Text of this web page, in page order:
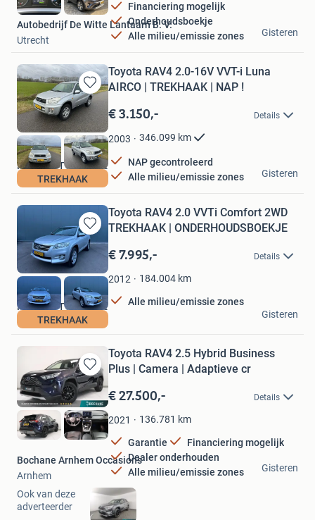
Financiering mogelijk
Onderhoudsboekje
Alle milieu/emissie zones
Autobedrijf De Witte Lantaarn B. V.
Utrecht
Gisteren
Bewaren
in
Mijn
Favorieten
TREKHAAK
Toyota RAV4 2.0-16V VVT-i Luna
AIRCO | TREKHAAK | NAP !
€ 3.150,- Details
2003 346.099 km
NAP gecontroleerd
Alle milieu/emissie zones
MESO AUTOMOTIVE
Roosendaal
Gisteren
Bewaren
in
Mijn
Favorieten
TREKHAAK
Toyota RAV4 2.0 VVTi Comfort 2WD
TREKHAAK | ONDERHOUDSBOEKJE
€ 7.995,- Details
2012 184.004 km
Alle milieu/emissie zones
MESO AUTOMOTIVE
Roosendaal
Gisteren
Bewaren
in
Mijn
Favorieten
Toyota RAV4 2.5 Hybrid Business
Plus | Camera | Adaptieve cr
€ 27.500,- Details
2021 136.781 km
Garantie
Financiering mogelijk
Dealer onderhouden
Alle milieu/emissie zones
Bochane Arnhem Occasions
Arnhem
Gisteren
Ook van deze
adverteerder